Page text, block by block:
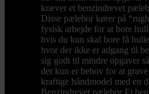
kræver et benzindrevet
Disse pælebor kører på
fysisk arbejde for at bore
hvis du kun skal bore få
hvor der ikke er adgang til
sig godt til mindre opgaver
der kun er behov for at
kraftige håndmodel med en